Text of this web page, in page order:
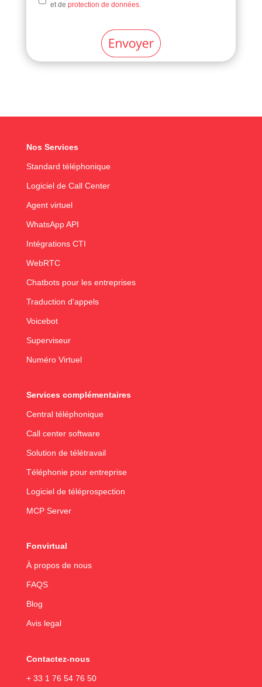
et de protection de données.
Nos Services
Standard téléphonique
Logiciel de Call Center
Agent virtuel
WhatsApp API
Intégrations CTI
WebRTC
Chatbots pour les entreprises
Traduction d'appels
Voicebot
Superviseur
Numéro Virtuel
Services complémentaires
Central téléphonique
Call center software
Solution de télétravail
Téléphonie pour entreprise
Logiciel de téléprospection
MCP Server
Fonvirtual
À propos de nous
FAQS
Blog
Avis legal
Contactez-nous
+ 33 1 76 54 76 50